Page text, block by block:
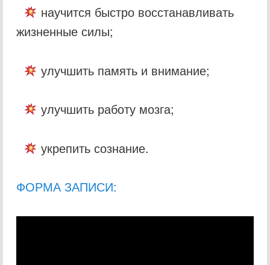
научится быстро восстанавливать
жизненные силы;
улучшить память и внимание;
улучшить работу мозга;
укрепить сознание.
ФОРМА ЗАПИСИ: